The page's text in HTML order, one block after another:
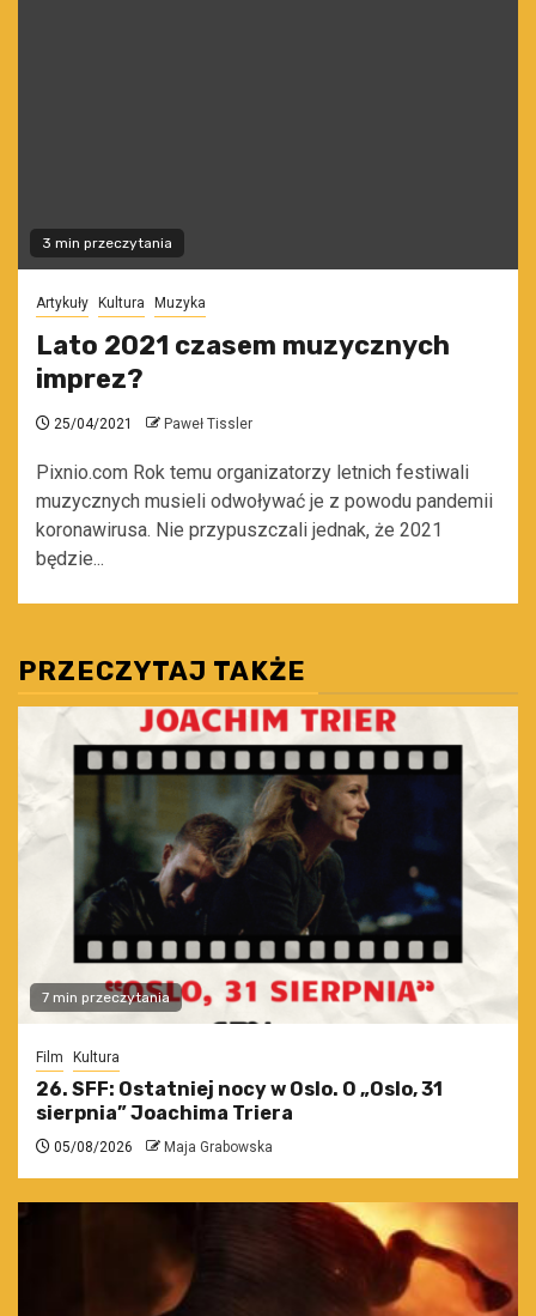
3 min przeczytania
Artykuły Kultura Muzyka
Lato 2021 czasem muzycznych
imprez?
25/04/2021 Paweł Tissler
Pixnio.com Rok temu organizatorzy letnich festiwali
muzycznych musieli odwoływać je z powodu pandemii
koronawirusa. Nie przypuszczali jednak, że 2021
będzie...
PRZECZYTAJ TAKŻE
7 min przeczytania
Film Kultura
26. SFF: Ostatniej nocy w Oslo. O „Oslo, 31
sierpnia” Joachima Triera
05/08/2026 Maja Grabowska